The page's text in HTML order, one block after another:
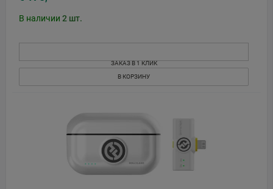
В наличии 2 шт.
ЗАКАЗ В 1 КЛИК
В КОРЗИНУ